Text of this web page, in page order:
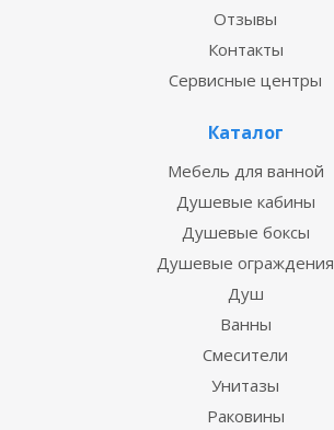
Отзывы
Контакты
Сервисные центры
Каталог
Мебель для ванной
Душевые кабины
Душевые боксы
Душевые ограждения
Душ
Ванны
Смесители
Унитазы
Раковины